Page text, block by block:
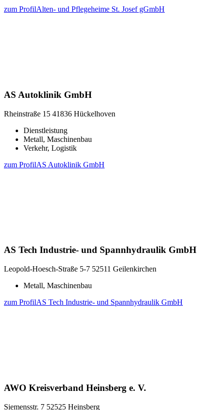
zum ProfilAlten- und Pflegeheime St. Josef gGmbH
AS Autoklinik GmbH
Rheinstraße 15 41836 Hückelhoven
Dienstleistung
Metall, Maschinenbau
Verkehr, Logistik
zum ProfilAS Autoklinik GmbH
AS Tech Industrie- und Spannhydraulik GmbH
Leopold-Hoesch-Straße 5-7 52511 Geilenkirchen
Metall, Maschinenbau
zum ProfilAS Tech Industrie- und Spannhydraulik GmbH
AWO Kreisverband Heinsberg e. V.
Siemensstr. 7 52525 Heinsberg